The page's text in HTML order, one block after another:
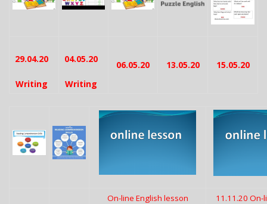
29.04.20
Writing
04.05.20
Writing
06.05.20 13.05.20 15.05.20
On-line English lesson
11.11.20 On-